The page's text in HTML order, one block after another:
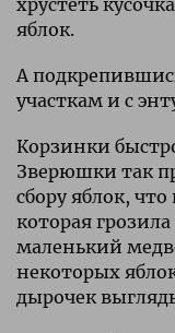
яблок.
А
участкам и с
Корзинки
Зверюшки так
сбору яблок,
которая
маленький
некоторых
дырочек